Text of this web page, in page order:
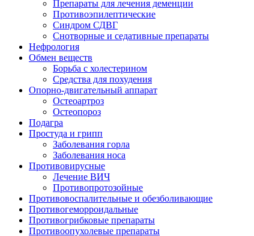
Препараты для лечения деменции
Противоэпилептические
Синдром СДВГ
Снотворные и седативные препараты
Нефрология
Обмен веществ
Борьба с холестерином
Средства для похудения
Опорно-двигательный аппарат
Остеоартроз
Остеопороз
Подагра
Простуда и грипп
Заболевания горла
Заболевания носа
Противовирусные
Лечение ВИЧ
Противопротозойные
Противовоспалительные и обезболивающие
Противогеморроидальные
Противогрибковые препараты
Противоопухолевые препараты